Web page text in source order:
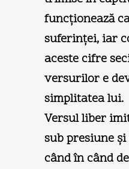
funcţionează
suferinţei, iar
aceste cifre
versurilor e
simplitatea lui.
Versul liber
sub presiune
când în când de